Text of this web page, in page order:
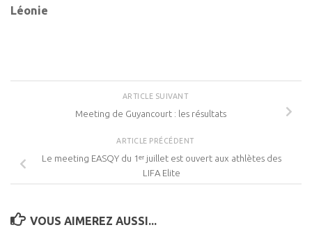
Léonie
ARTICLE SUIVANT
Meeting de Guyancourt : les résultats
ARTICLE PRÉCÉDENT
Le meeting EASQY du 1ᵉʳ juillet est ouvert aux athlètes des
LIFA Elite
VOUS AIMEREZ AUSSI...